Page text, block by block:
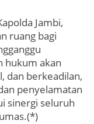
Jambi,
ruang bagi
hukum akan
dan berkeadilan,
penyelamatan
sinergi seluruh